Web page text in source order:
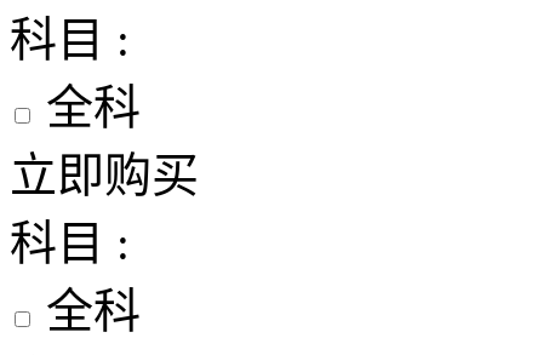
科目 :
全科
立即购买
科目 :
全科